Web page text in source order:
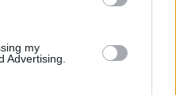
my
Advertising.